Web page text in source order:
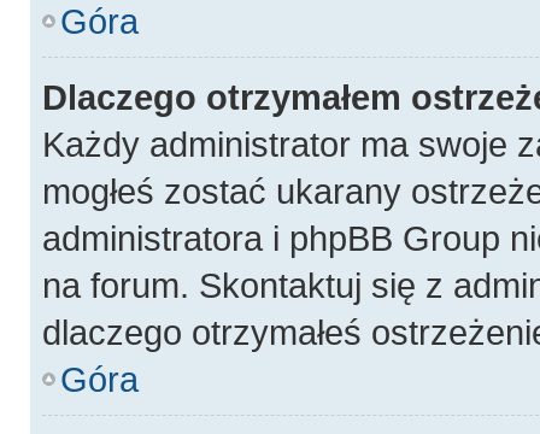
Góra
Dlaczego otrzymałem
Każdy administrator ma swoje
mogłeś zostać ukarany
administratora i phpBB Group
na forum. Skontaktuj się z
dlaczego otrzymałeś
Góra